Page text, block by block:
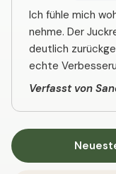
Ich fühle mich
nehme. Der
deutlich
echte
Verfasst von